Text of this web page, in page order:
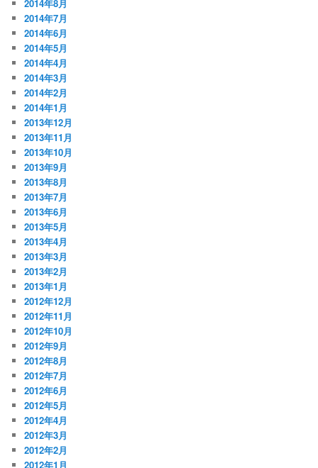
2014年8月
2014年7月
2014年6月
2014年5月
2014年4月
2014年3月
2014年2月
2014年1月
2013年12月
2013年11月
2013年10月
2013年9月
2013年8月
2013年7月
2013年6月
2013年5月
2013年4月
2013年3月
2013年2月
2013年1月
2012年12月
2012年11月
2012年10月
2012年9月
2012年8月
2012年7月
2012年6月
2012年5月
2012年4月
2012年3月
2012年2月
2012年1月